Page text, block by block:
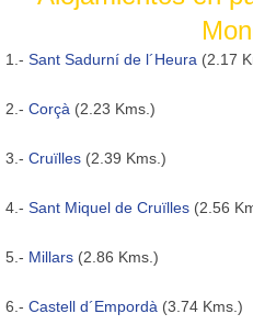
1.- Sant Sadurní de l´Heura (2.17
2.- Corçà (2.23 Kms.)
3.- Cruïlles (2.39 Kms.)
4.- Sant Miquel de Cruïlles (2.56
5.- Millars (2.86 Kms.)
6.- Castell d´Empordà (3.74 Kms.)